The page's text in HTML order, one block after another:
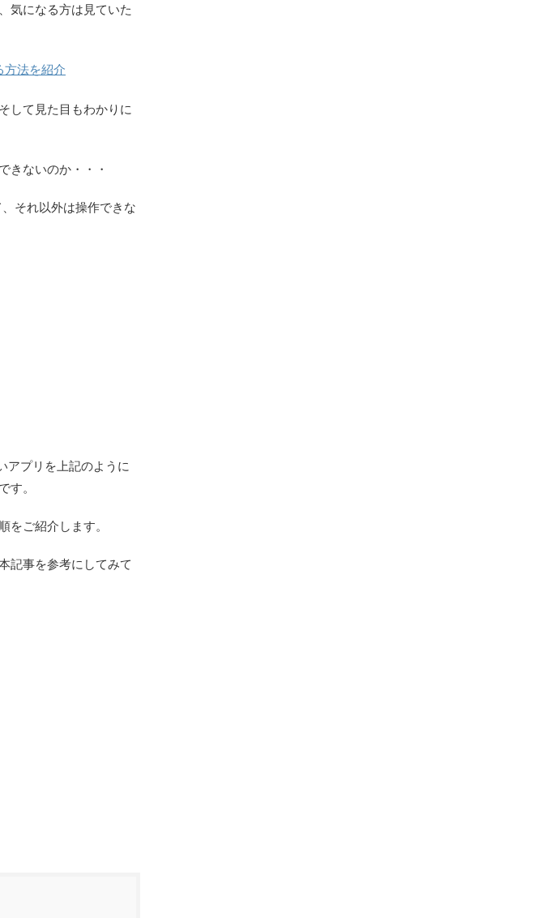
気になる方は見ていた
法を紹介
して見た目もわかりに
きないのか・・・
それ以外は操作できな
アプリを上記のように
す。
ご紹介します。
記事を参考にしてみて